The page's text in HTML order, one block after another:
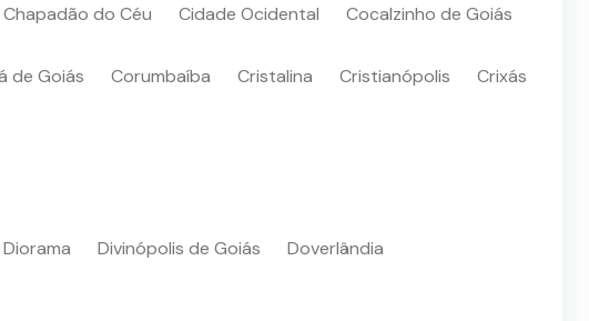
Chapadão do Céu Cidade Ocidental Cocalzinho de Goiás
de Goiás Corumbaíba Cristalina Cristianópolis Crixás
Diorama Divinópolis de Goiás Doverlândia